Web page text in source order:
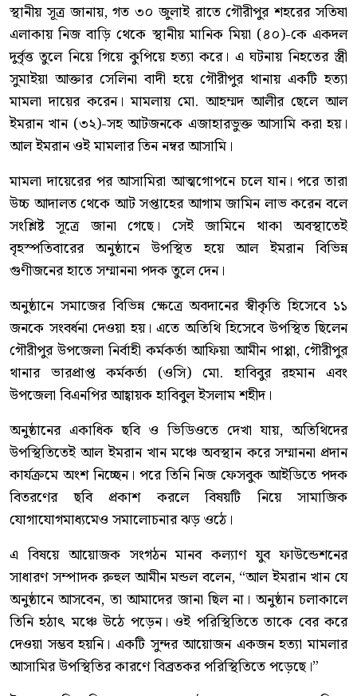
স্থানীয় সূত্র জানায়, গত ৩০ জুলাই রাতে গৌরীপুর শহরের সতিষা
এলাকায় নিজ বাড়ি থেকে স্থানীয় মানিক মিয়া (৪০)-কে একদল
দুর্বৃত্ত তুলে নিয়ে গিয়ে কুপিয়ে হত্যা করে। এ ঘটনায় নিহতের স্ত্রী
সুমাইয়া আক্তার সেলিনা বাদী হয়ে গৌরীপুর থানায় একটি হত্যা
মামলা দায়ের করেন। মামলায় মো. আহম্মদ আলীর ছেলে আল
ইমরান খান (৩২)-সহ আটজনকে এজাহারভুক্ত আসামি করা হয়।
আল ইমরান ওই মামলার তিন নম্বর আসামি।
মামলা দায়েরের পর আসামিরা আত্মগোপনে চলে যান। পরে তারা
উচ্চ আদালত থেকে আট সপ্তাহের আগাম জামিন লাভ করেন বলে
সংশ্লিষ্ট সূত্রে জানা গেছে। সেই জামিনে থাকা অবস্থাতেই
বৃহস্পতিবারের অনুষ্ঠানে উপস্থিত হয়ে আল ইমরান বিভিন্ন
গুণীজনের হাতে সম্মাননা পদক তুলে দেন।
অনুষ্ঠানে সমাজের বিভিন্ন ক্ষেত্রে অবদানের স্বীকৃতি হিসেবে ১১
জনকে সংবর্ধনা দেওয়া হয়। এতে অতিথি হিসেবে উপস্থিত ছিলেন
গৌরীপুর উপজেলা নির্বাহী কর্মকর্তা আফিয়া আমীন পাপ্পা, গৌরীপুর
থানার ভারপ্রাপ্ত কর্মকর্তা (ওসি) মো. হাবিবুর রহমান এবং
উপজেলা বিএনপির আহ্বায়ক হাবিবুল ইসলাম শহীদ।
অনুষ্ঠানের একাধিক ছবি ও ভিডিওতে দেখা যায়, অতিথিদের
উপস্থিতিতেই আল ইমরান খান মঞ্চে অবস্থান করে সম্মাননা প্রদান
কার্যক্রমে অংশ নিচ্ছেন। পরে তিনি নিজ ফেসবুক আইডিতে পদক
বিতরণের ছবি প্রকাশ করলে বিষয়টি নিয়ে সামাজিক
যোগাযোগমাধ্যমেও সমালোচনার ঝড় ওঠে।
এ বিষয়ে আয়োজক সংগঠন মানব কল্যাণ যুব ফাউন্ডেশনের
সাধারণ সম্পাদক রুহুল আমীন মন্ডল বলেন, “আল ইমরান খান যে
অনুষ্ঠানে আসবেন, তা আমাদের জানা ছিল না। অনুষ্ঠান চলাকালে
তিনি হঠাৎ মঞ্চে উঠে পড়েন। ওই পরিস্থিতিতে তাকে বের করে
দেওয়া সম্ভব হয়নি। একটি সুন্দর আয়োজন একজন হত্যা মামলার
আসামির উপস্থিতির কারণে বিব্রতকর পরিস্থিতিতে পড়েছে।”